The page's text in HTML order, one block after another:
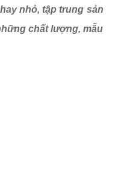
nhỏ, tập trung sản
chất lượng, mẫu